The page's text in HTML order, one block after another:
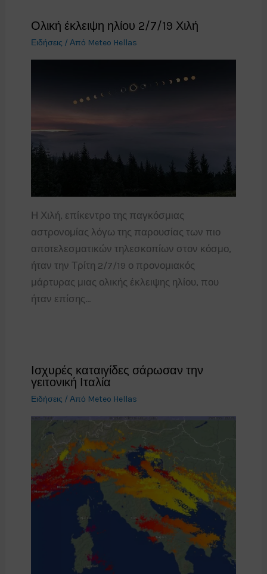
Ολική έκλειψη ηλίου 2/7/19 Χιλή
Ειδήσεις / Από Meteo Hellas
Η Χιλή, επίκεντρο της παγκόσμιας
αστρονομίας λόγω της παρουσίας των πιο
αποτελεσματικών τηλεσκοπίων στον κόσμο,
ήταν την Τρίτη 2/7/19 ο προνομιακός
μάρτυρας μιας ολικής έκλειψης ηλίου, που
ήταν επίσης…
Ισχυρές καταιγίδες σάρωσαν την
γειτονική Ιταλία
Ειδήσεις / Από Meteo Hellas